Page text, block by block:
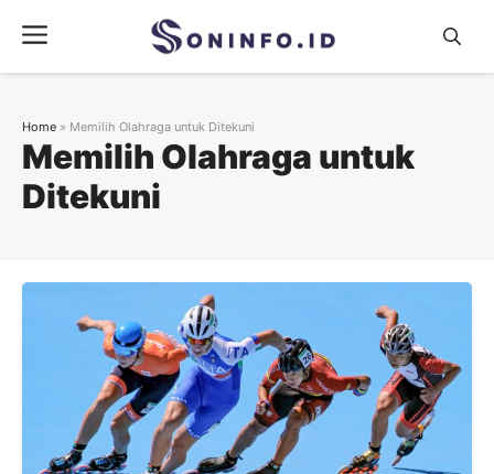
content
Menu
Memilih Olahraga untuk
Ditekuni
Home » Memilih Olahraga untuk Ditekuni